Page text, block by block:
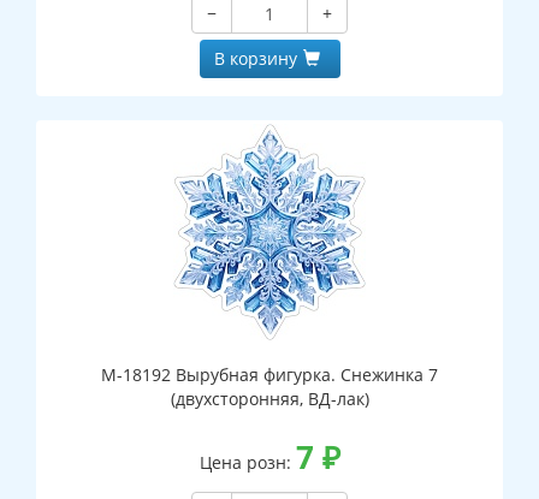
−
+
В корзину
М-18192 Вырубная фигурка. Снежинка 7
(двухсторонняя, ВД-лак)
Цена розн: 7 ₽